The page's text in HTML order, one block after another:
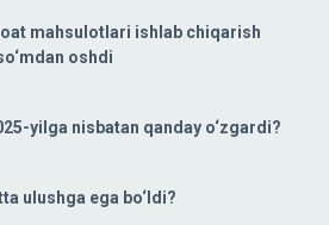
mahsulotlari ishlab chiqarish
oshdi
yilga nisbatan qanday o‘zgardi?
ulushga ega bo‘ldi?